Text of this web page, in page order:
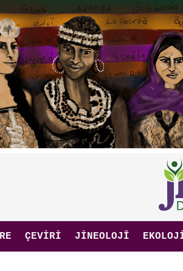
ÇEVIRI JINEOLOJÎ